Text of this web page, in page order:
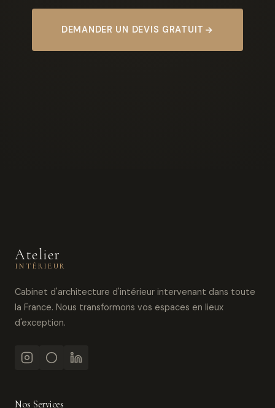
DEMANDER UN DEVIS GRATUIT
Atelier
INTÉRIEUR
Cabinet d'architecture d'intérieur intervenant dans toute
la France. Nous transformons vos espaces en lieux
d'exception.
Nos Services